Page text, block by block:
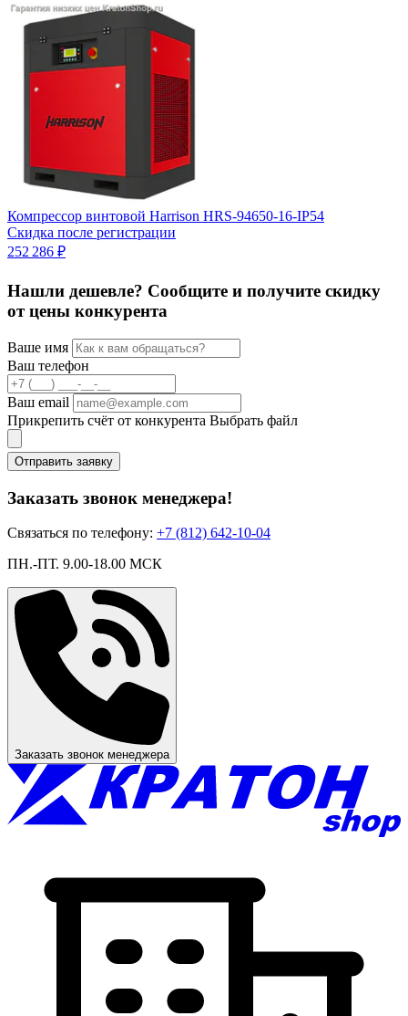
Компрессор винтовой Harrison HRS-94650-16-IP54
Скидка после регистрации
252 286 ₽
Нашли дешевле? Сообщите и получите скидку
от цены конкурента
Ваше имя
Ваш телефон
Ваш email
Прикрепить счёт от конкурента Выбрать файл
Отправить заявку
Заказать звонок менеджера!
Связаться по телефону: +7 (812) 642-10-04
ПН.-ПТ. 9.00-18.00 МСК
Заказать звонок менеджера